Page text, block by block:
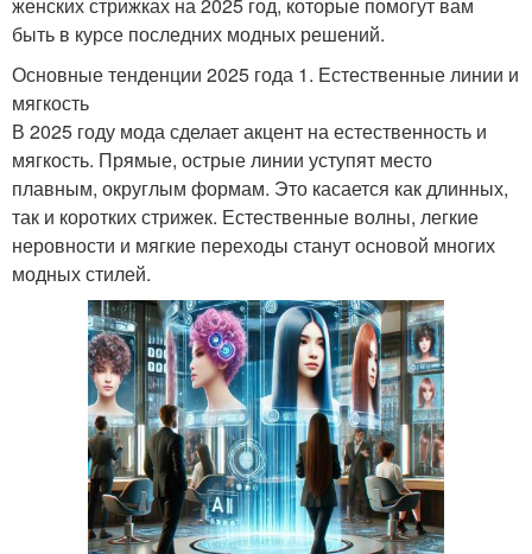
быть в курсе последних модных решений.
Основные тенденции 2025 года 1. Естественные линии и
мягкость
В 2025 году мода сделает акцент на естественность и
мягкость. Прямые, острые линии уступят место
плавным, округлым формам. Это касается как длинных,
так и коротких стрижек. Естественные волны, легкие
неровности и мягкие переходы станут основой многих
модных стилей.